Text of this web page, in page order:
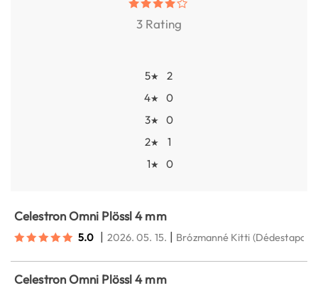
3 Rating
5★
2
4★
0
3★
0
2★
1
1★ 0
Celestron Omni Plössl 4 mm
5.0 | 2026. 05. 15. | Brózmanné Kitti
Celestron Omni Plössl 4 mm